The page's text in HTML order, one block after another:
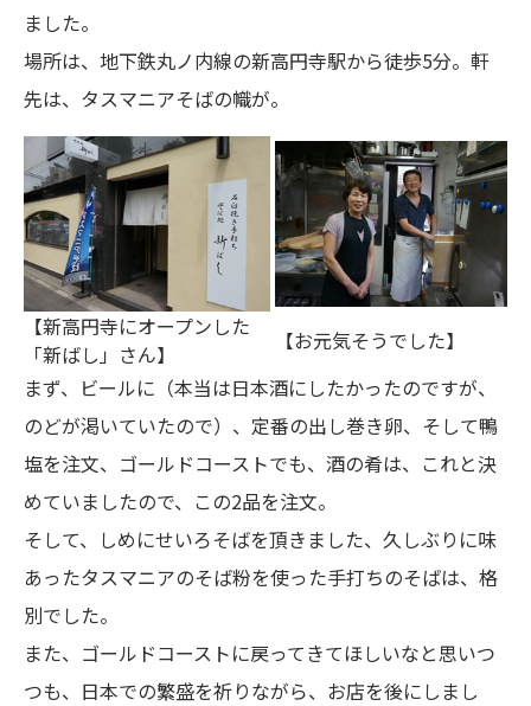
ました。
場所は、地下鉄丸ノ内線の新高円寺駅から徒歩5分。軒
先は、タスマニアそばの幟が。
【新高円寺にオープンした
「新ばし」さん】
【お元気そうでした】
まず、ビールに（本当は日本酒にしたかったのですが、
のどが渇いていたので）、定番の出し巻き卵、そして鴨
塩を注文、ゴールドコーストでも、酒の肴は、これと決
めていましたので、この2品を注文。
そして、しめにせいろそばを頂きました、久しぶりに味
あったタスマニアのそば粉を使った手打ちのそばは、格
別でした。
また、ゴールドコーストに戻ってきてほしいなと思いつ
つも、日本での繁盛を祈りながら、お店を後にしまし